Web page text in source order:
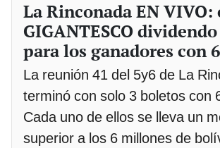
La Rinconada EN VIVO:
GIGANTESCO
para los ganadores con
La reunión 41 del 5y6 de La
terminó con solo 3 boletos con
Cada uno de ellos se lleva un
superior a los 6 millones de